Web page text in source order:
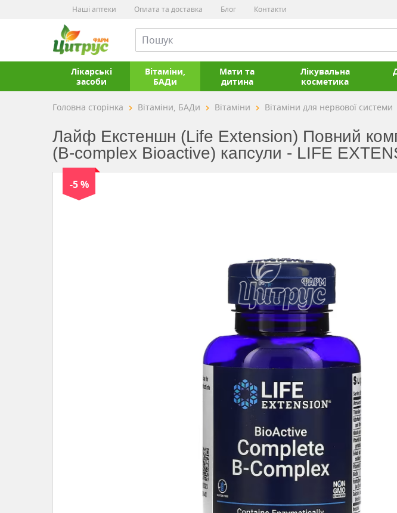
Наші аптеки Оплата та доставка Блог Контакти
Лікарські
засоби
Вітаміни,
БАДи
Мати та
дитина
Лікувальна
косметика
Головна сторінка Вітаміни, БАДи Вітаміни Вітаміни для нервової системи
Лайф Екстеншн (Life Extension) Повний
(B-complex Bioactive) капсули - LIFE
-5 %